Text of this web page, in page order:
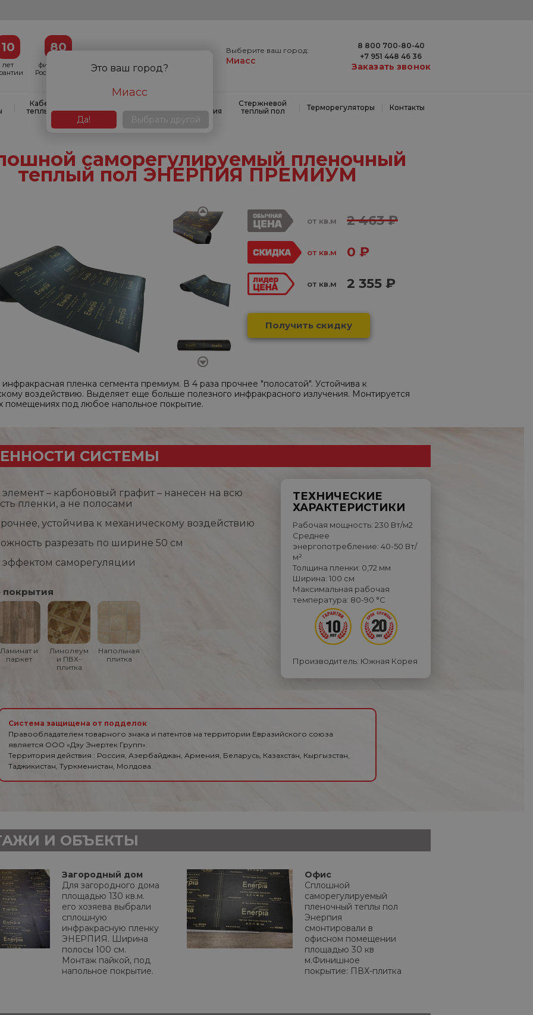
10
лет
80
филиалов в
России и СНГ
Выберите ваш город:
Миасс
8 800 700-80-40
+7 951 448 46 36
Заказать звонок
Кабельные
теплые полы
маты
антиобледенения
Стержневой
теплый пол
Терморегуляторы Контакты
саморегулируемый пленочный
теплый пол ЭНЕРПИЯ ПРЕМИУМ
от кв.м 2 463 ₽
от кв.м 0 ₽
от кв.м 2 355 ₽
Получить скидку
пленка сегмента премиум. В 4 раза прочнее "полосатой". Устойчива к
воздействию. Выделяет еще больше полезного инфракрасного излучения. Монтируется
помещениях под любое напольное покрытие.
СИСТЕМЫ
– карбоновый графит – нанесен на всю
пленки, а не полосами
устойчива к механическому воздействию
разрезать по ширине 50 см
эффектом саморегуляции
покрытия
Ламинат и
паркет
Линолеум
и ПВХ-
плитка
Напольная
плитка
ТЕХНИЧЕСКИЕ
ХАРАКТЕРИСТИКИ
Рабочая мощность: 230 Вт/м2
Среднее
энергопотребление: 40-50 Вт/
м²
Толщина пленки: 0,72 мм
Ширина: 100 см
Максимальная рабочая
температура: 80-90 °С
Производитель: Южная Корея
Система защищена от подделок
Правообладателем товарного знака и патентов на территории Евразийского союза
является ООО «Дэу Энертек Групп».
Территория действия : Россия, Азербайджан, Армения, Беларусь, Казахстан, Кыргызстан,
Таджикистан, Туркменистан, Молдова.
И ОБЪЕКТЫ
Загородный дом
Для загородного дома
площадью 130 кв.м.
его хозяева выбрали
сплошную
инфракрасную пленку
ЭНЕРПИЯ. Ширина
полосы 100 см.
Монтаж пайкой, под
напольное покрытие.
Офис
Сплошной
саморегулируемый
пленочный теплы пол
Энерпия
смонтировали в
офисном помещении
площадью 30 кв
м.Финишное
покрытие: ПВХ-плитка
Это ваш город?
Миасс
Да! Выбрать другой